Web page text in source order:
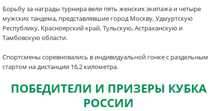
Борьбу за награды турнира вели пять женских экипажа и четыре
мужских тандема, представлявшие город Москву, Удмуртскую
Республику, Красноярский край, Тульскую, Астраханскую и
Тамбовскую области.
Спортсмены соревновались в индивидуальной гонке с раздельным
стартом на дистанции 16,2 километра.
ПОБЕДИТЕЛИ И ПРИЗЕРЫ КУБКА
РОССИИ